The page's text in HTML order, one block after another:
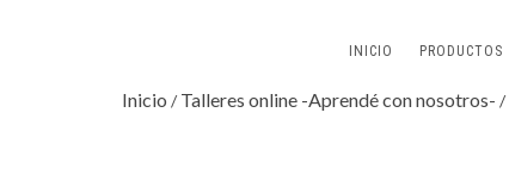
INICIO PRODUCTOS
Inicio / Talleres online -Aprendé con nosotros- /